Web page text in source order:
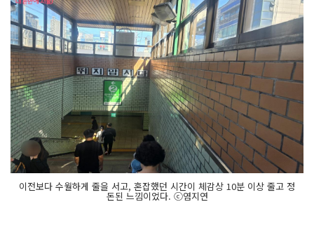
이전보다 수월하게 줄을 서고, 혼잡했던 시간이 체감상 10분 이상 줄고 정
돈된 느낌이었다. ⓒ염지연